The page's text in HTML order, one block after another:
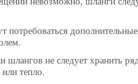
потребоваться дополнительные
не следует хранить
тепло.